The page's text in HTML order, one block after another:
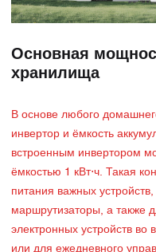
Основная
хранилища
В основе любого
инвертор и ёмкость
встроенным инвертором
ёмкостью 1 кВт⋅ч. Такая
питания важных
маршрутизаторы, а также
электронных устройств во
или для ежедневного